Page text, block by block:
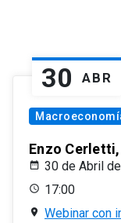
30 ABR
Enzo
30 de Abril
17:00
Webinar con